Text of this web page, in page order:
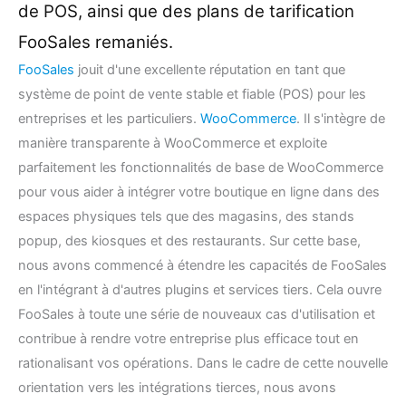
de POS, ainsi que des plans de tarification
FooSales remaniés.
FooSales jouit d'une excellente réputation en tant que
système de point de vente stable et fiable (POS) pour les
entreprises et les particuliers. WooCommerce. Il s'intègre de
manière transparente à WooCommerce et exploite
parfaitement les fonctionnalités de base de WooCommerce
pour vous aider à intégrer votre boutique en ligne dans des
espaces physiques tels que des magasins, des stands
popup, des kiosques et des restaurants. Sur cette base,
nous avons commencé à étendre les capacités de FooSales
en l'intégrant à d'autres plugins et services tiers. Cela ouvre
FooSales à toute une série de nouveaux cas d'utilisation et
contribue à rendre votre entreprise plus efficace tout en
rationalisant vos opérations. Dans le cadre de cette nouvelle
orientation vers les intégrations tierces, nous avons